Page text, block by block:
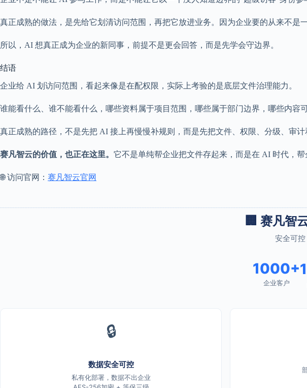
真正成熟的做法，是先给它划清访问范围，再把它放进业务。因为企业要的从来不是
所以，AI 想真正成为企业的新同事，前提不是更会回答，而是先学会守边界。
结语
企业给 AI 划访问范围，看起来像是在配权限，实际上考验的是底层文件治理能力。
谁能看什么、谁不能看什么，哪些资料属于项目范围，哪些属于部门边界，哪些内
真正成熟的路径，不是先把 AI 接上再慢慢补规则，而是先把文件、权限、分级、审
赛凡智云的价值，也正在这里。 它不是单纯帮企业把文件存起来，而是在 AI 时代，
🌐 访问官网： 赛凡智云官网
🏢 赛凡智
安全可控
1000+
企业客户
🔒
数据安全可控
私有化部署，数据不出企业